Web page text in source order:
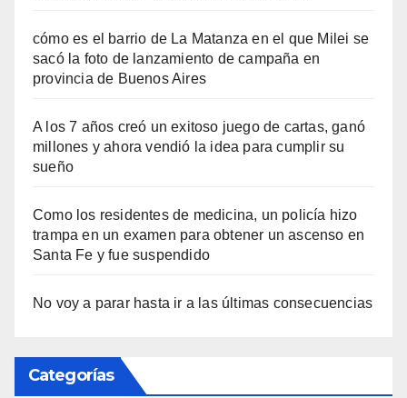
cómo es el barrio de La Matanza en el que Milei se
sacó la foto de lanzamiento de campaña en
provincia de Buenos Aires
A los 7 años creó un exitoso juego de cartas, ganó
millones y ahora vendió la idea para cumplir su
sueño
Como los residentes de medicina, un policía hizo
trampa en un examen para obtener un ascenso en
Santa Fe y fue suspendido
No voy a parar hasta ir a las últimas consecuencias
Categorías